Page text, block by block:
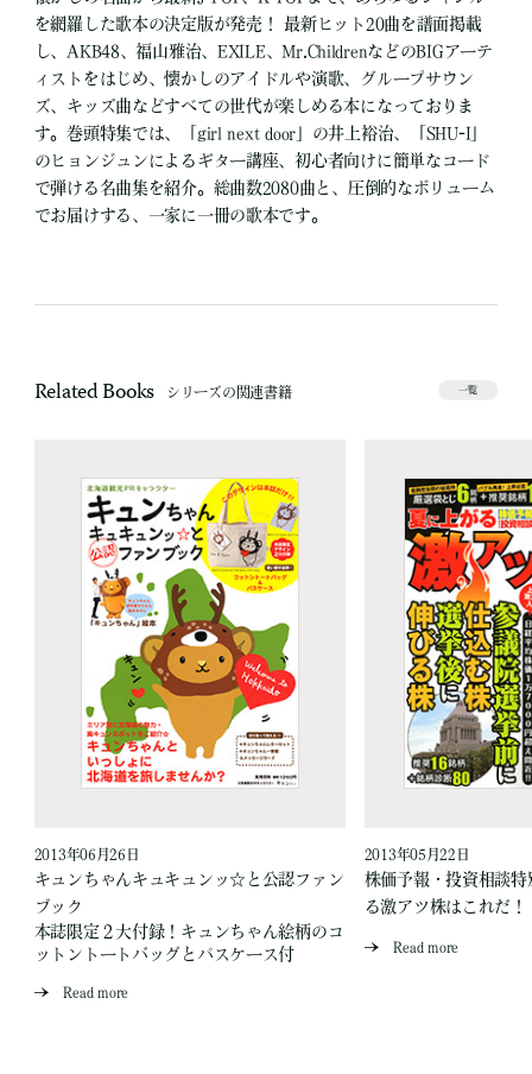
を網羅した歌本の決定版が発売！ 最新ヒット20曲を譜面掲載
し、AKB48、福山雅治、EXILE、Mr.ChildrenなどのBIGアーテ
ィストをはじめ、懐かしのアイドルや演歌、グループサウン
ズ、キッズ曲などすべての世代が楽しめる本になっておりま
す。巻頭特集では、「girl next door」の井上裕治、「SHU-I」
のヒョンジュンによるギター講座、初心者向けに簡単なコード
で弾ける名曲集を紹介。総曲数2080曲と、圧倒的なボリューム
でお届けする、一家に一冊の歌本です。
Related Books シリーズの関連書籍 一覧
2013年06月26日
キュンちゃんキュキュンッ☆と公認ファン
ブック
本誌限定２大付録！キュンちゃん絵柄のコ
ットントートバッグとパスケース付
Read more
2013年05月22日
株価予報・投資相談
る激アツ株はこれだ！
Read more